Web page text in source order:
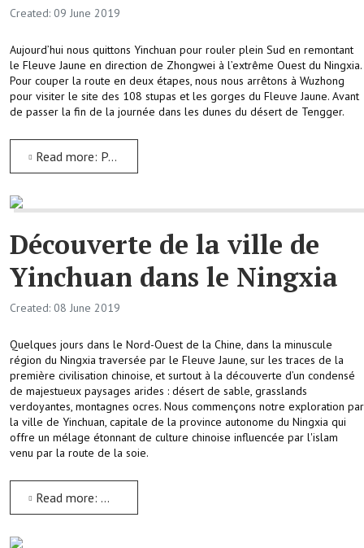
Created: 09 June 2019
Aujourd’hui nous quittons Yinchuan pour rouler plein Sud en remontant
le Fleuve Jaune en direction de Zhongwei à l’extrême Ouest du Ningxia.
Pour couper la route en deux étapes, nous nous arrêtons à Wuzhong
pour visiter le site des 108 stupas et les gorges du Fleuve Jaune. Avant
de passer la fin de la journée dans les dunes du désert de Tengger.
Read more: Paysages du Ningxia le long du Fleuve Jaune
Découverte de la ville de
Yinchuan dans le Ningxia
Created: 08 June 2019
Quelques jours dans le Nord-Ouest de la Chine, dans la minuscule
région du Ningxia traversée par le Fleuve Jaune, sur les traces de la
première civilisation chinoise, et surtout à la découverte d’un condensé
de majestueux paysages arides : désert de sable, grasslands
verdoyantes, montagnes ocres. Nous commençons notre exploration par
la ville de Yinchuan, capitale de la province autonome du Ningxia qui
offre un mélage étonnant de culture chinoise influencée par l'islam
venu par la route de la soie.
Read more: Découverte de la ville de Yinchuan dans le Ningxia